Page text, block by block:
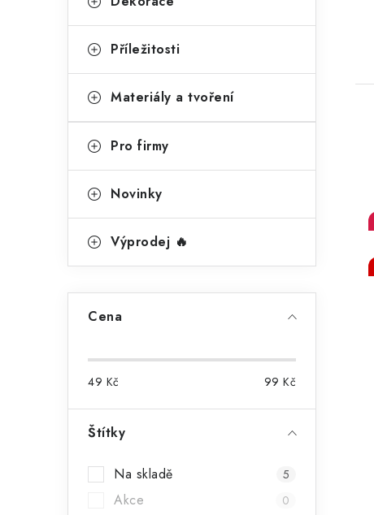
n
n
p
e
i
Příležitosti
Materiály a tvoření
Pro firmy
Novinky
Výprodej 🔥
Cena
49 Kč 99 Kč
Štítky
Na skladě 5
Akce 0